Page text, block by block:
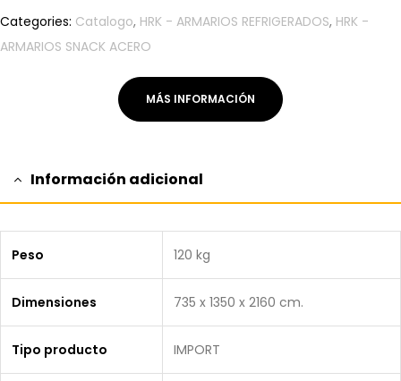
Categories: Catalogo, HRK - ARMARIOS REFRIGERADOS, HRK -
ARMARIOS SNACK ACERO
MÁS INFORMACIÓN
Información adicional
Peso 120 kg
Dimensiones 735 x 1350 x 2160 cm.
Tipo producto IMPORT